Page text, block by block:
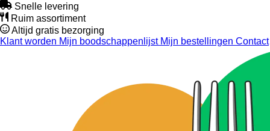
Snelle levering
Ruim assortiment
Altijd gratis bezorging
Klant worden Mijn boodschappenlijstMijn bestellingen Contact